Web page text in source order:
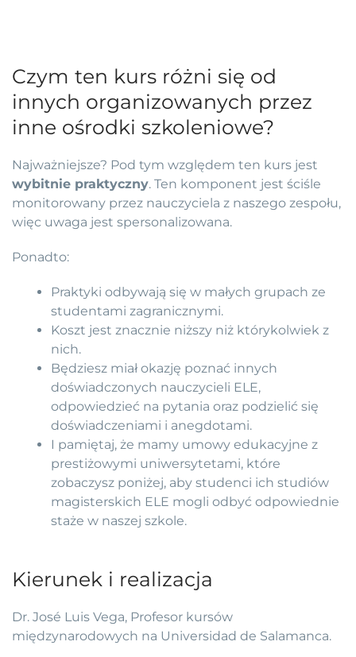
Czym ten kurs różni się od
innych organizowanych przez
inne ośrodki szkoleniowe?
Najważniejsze? Pod tym względem ten kurs jest
wybitnie praktyczny. Ten komponent jest ściśle
monitorowany przez nauczyciela z naszego zespołu,
więc uwaga jest spersonalizowana.
Ponadto:
Praktyki odbywają się w małych grupach ze
studentami zagranicznymi.
Koszt jest znacznie niższy niż którykolwiek z
nich.
Będziesz miał okazję poznać innych
doświadczonych nauczycieli ELE,
odpowiedzieć na pytania oraz podzielić się
doświadczeniami i anegdotami.
I pamiętaj, że mamy umowy edukacyjne z
prestiżowymi uniwersytetami, które
zobaczysz poniżej, aby studenci ich studiów
magisterskich ELE mogli odbyć odpowiednie
staże w naszej szkole.
Kierunek i realizacja
Dr. José Luis Vega, Profesor kursów
międzynarodowych na Universidad de Salamanca.